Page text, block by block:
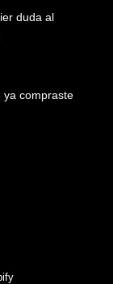
duda al
ya compraste